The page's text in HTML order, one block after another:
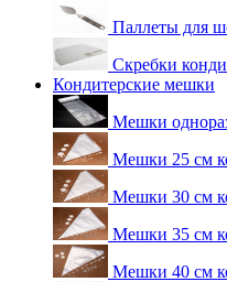
Паллеты для
Скребки
Кондитерские мешки
Мешки
Мешки 25 см
Мешки 30 см
Мешки 35 см
Мешки 40 см